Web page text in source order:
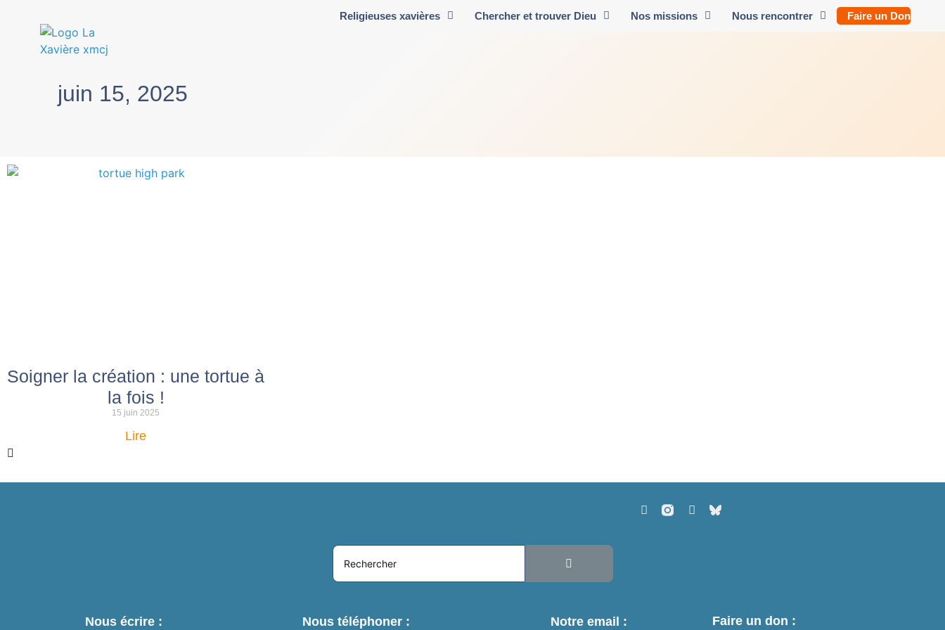
Religieuses xavières Chercher et trouver Dieu Nos missions Nous rencontrer Faire un Don
juin 15, 2025
Soigner la création : une tortue à
la fois !
15 juin 2025
Lire
Nous écrire : Nous téléphoner : Notre email : Faire un don :